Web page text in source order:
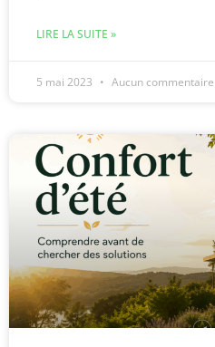
LIRE LA SUITE »
5 mai 2023 Aucun commentaire